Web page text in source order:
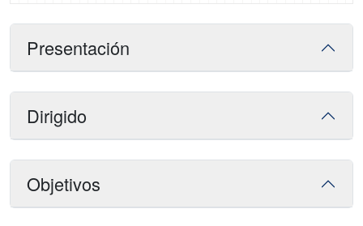
Presentación
Dirigido
Objetivos